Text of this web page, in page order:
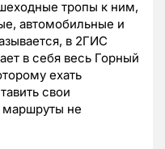
тропы к ним,
автомобильные и
в 2ГИС
в себя весь Горный
ехать
свои
маршруты не